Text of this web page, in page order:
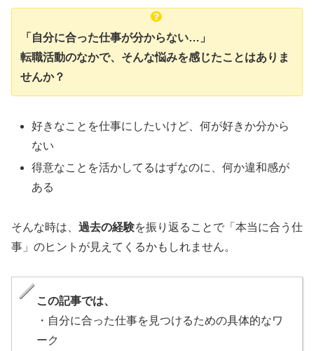
「自分に合った仕事が分からない…」
転職活動のなかで、そんな悩みを感じたことはありま
せんか？
好きなことを仕事にしたいけど、何が好きか分から
ない
得意なことを活かしてるはずなのに、何か違和感が
ある
そんな時は、 過去の経験を振り返ることで「本当に合う仕
事」のヒントが見えてくるかもしれません。
この記事では、
・自分に合った仕事を見つけるための具体的なワ
ーク